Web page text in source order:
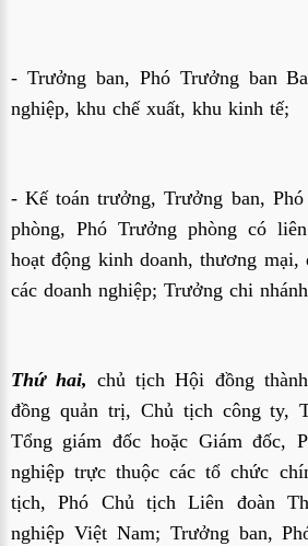
- Trưởng ban, Phó Trưởng ban
nghiệp, khu chế xuất, khu kinh tế;
- Kế toán trưởng, Trưởng ban,
phòng, Phó Trưởng phòng có
hoạt động kinh doanh, thương
các doanh nghiệp; Trưởng chi
Thứ hai, chủ tịch Hội đồng
đồng quản trị, Chủ tịch công ty,
Tổng giám đốc hoặc Giám đốc,
nghiệp trực thuộc các tổ chức
tịch, Phó Chủ tịch Liên đoàn
nghiệp Việt Nam; Trưởng ban,